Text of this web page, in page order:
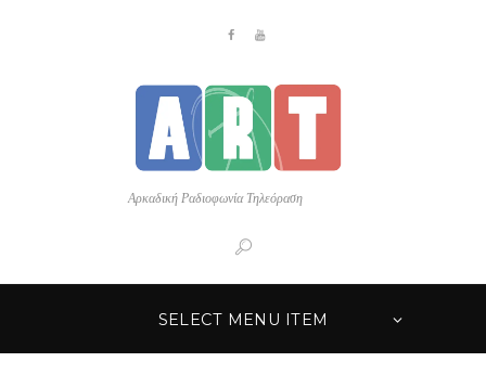
Αρκαδική Ραδιοφωνία Τηλεόραση
SELECT MENU ITEM